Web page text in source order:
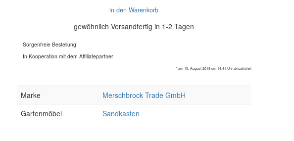
in den Warenkorb
gewöhnlich Versandfertig in 1-2 Tagen
Sorgenfreie Bestellung
In Kooperation mit dem Affiliatepartner
* am 15. August 2019 um 14:41 Uhr aktualisiert
Marke
Merschbrock Trade GmbH
Gartenmöbel
Sandkasten